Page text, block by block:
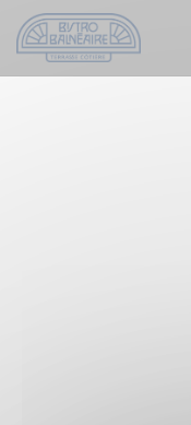
Personalización de sus